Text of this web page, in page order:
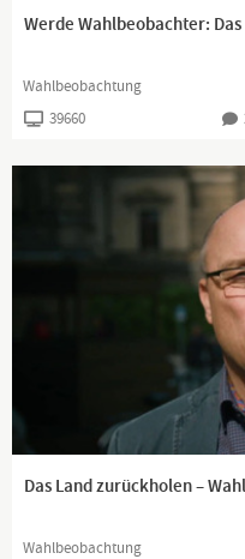
Werde Wahlbeobachter:
Wahlbeobachtung
39660
Das Land zurückholen –
Wahlbeobachtung